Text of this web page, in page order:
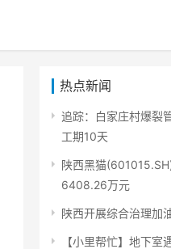
热点新闻
追踪：白家庄村爆裂
工期10天
陕西黑猫
6408.26万元
陕西开展综合治理加
【小里帮忙】地下室